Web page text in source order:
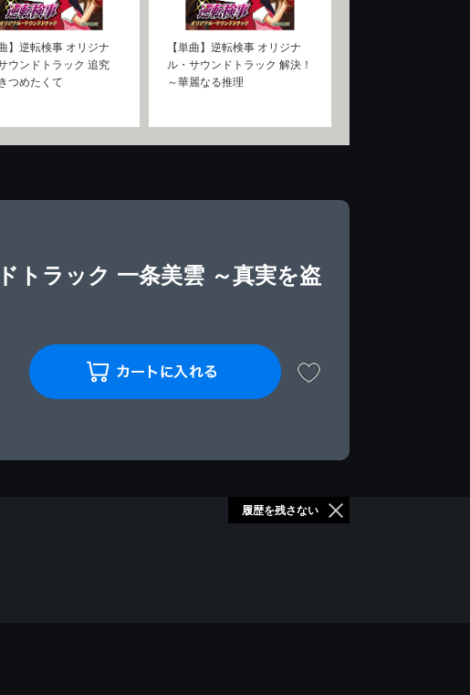
曲】逆転検事 オリジナ
ウンドトラック 追究
つめたくて
【単曲】逆転検事 オリジナ
ル・サウンドトラック 解決！
～華麗なる推理
トラック 一条美雲 ～真実を盗
履歴を残さない